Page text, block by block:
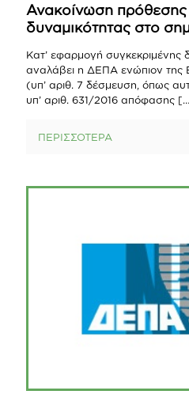
Ανακοίνωση
δυναμικότητας στο
Κατ’ εφαρμογή συγκεκριμένης
αναλάβει η ΔΕΠΑ ενώπιον της
(υπ’ αριθ. 7 δέσμευση, όπως
υπ’ αριθ. 631/2016 απόφασης
ΠΕΡΙΣΣΟΤΕΡΑ